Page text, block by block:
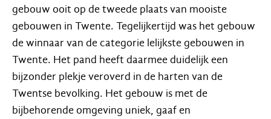
gebouw ooit op de tweede plaats van mooiste
gebouwen in Twente. Tegelijkertijd was het gebouw
de winnaar van de categorie lelijkste gebouwen in
Twente. Het pand heeft daarmee duidelijk een
bijzonder plekje veroverd in de harten van de
Twentse bevolking. Het gebouw is met de
bijbehorende omgeving uniek, gaaf en